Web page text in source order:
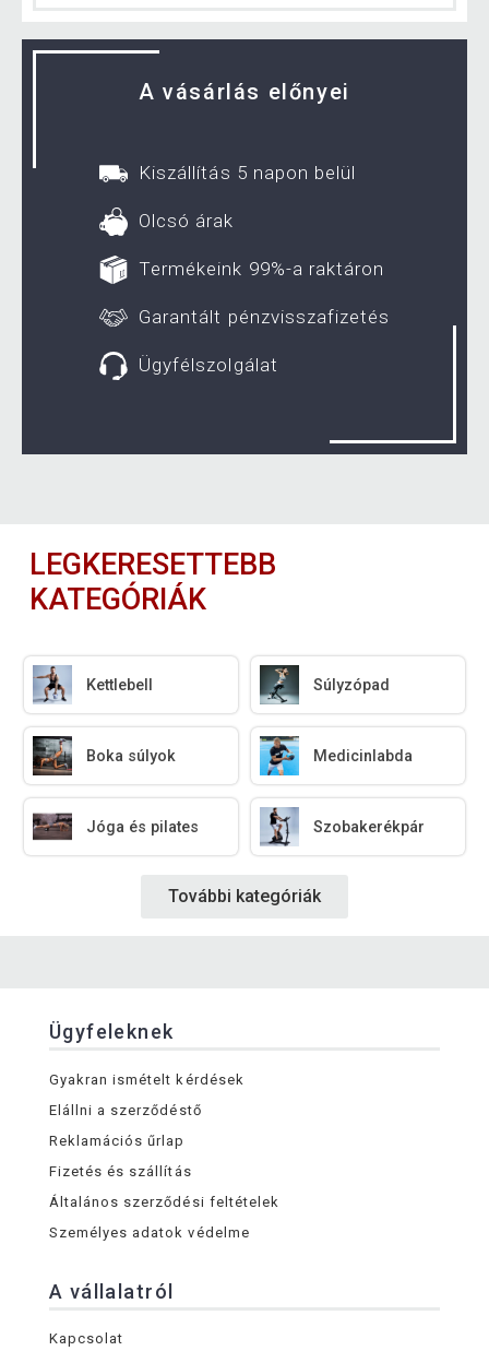
A vásárlás előnyei
Kiszállítás 5 napon belül
Olcsó árak
Termékeink 99%-a raktáron
Garantált pénzvisszafizetés
Ügyfélszolgálat
LEGKERESETTEBB
KATEGÓRIÁK
Kettlebell Súlyzópad
Boka súlyok Medicinlabda
Jóga és pilates Szobakerékpár
További kategóriák
Ügyfeleknek
Gyakran ismételt kérdések
Elállni a szerződéstő
Reklamációs űrlap
Fizetés és szállítás
Általános szerződési feltételek
Személyes adatok védelme
A vállalatról
Kapcsolat